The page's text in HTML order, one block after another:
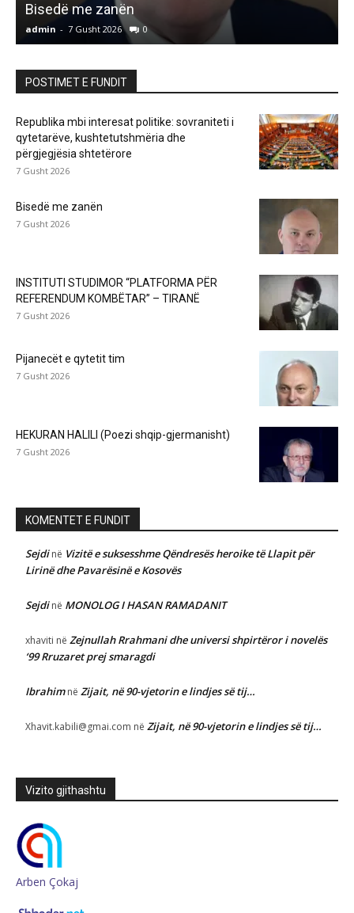
Bisedë me zanën
admin - 7 Gusht 2026 0
POSTIMET E FUNDIT
Republika mbi interesat politike: sovraniteti i
qytetarëve, kushtetutshmëria dhe
përgjegjësia shtetërore
7 Gusht 2026
Bisedë me zanën
7 Gusht 2026
INSTITUTI STUDIMOR “PLATFORMA PËR
REFERENDUM KOMBËTAR” – TIRANË
7 Gusht 2026
Pijanecët e qytetit tim
7 Gusht 2026
HEKURAN HALILI (Poezi shqip-gjermanisht)
7 Gusht 2026
KOMENTET E FUNDIT
Sejdinë Vizitë e suksesshme Qëndresës heroike të Llapit për
Lirinë dhe Pavarësinë e Kosovës
Sejdinë MONOLOG I HASAN RAMADANIT
xhaviti në Zejnullah Rrahmani dhe universi shpirtëror i novelës
‘99 Rruzaret prej smaragdi
Ibrahimnë Zijait, në 90-vjetorin e lindjes së tij…
Xhavit.kabili@gmai.com në Zijait, në 90-vjetorin e lindjes së tij…
Vizito gjithashtu
Arben Çokaj